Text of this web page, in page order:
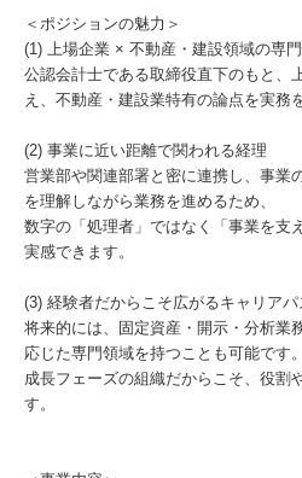
＜ポジションの魅力＞
(1) 上場企業 × 不動産・建設領域の専
公認会計士である取締役直下のもと、
え、不動産・建設業特有の論点を実務
(2) 事業に近い距離で関われる経理
営業部や関連部署と密に連携し、事業
を理解しながら業務を進めるため、
数字の「処理者」ではなく「事業を支
実感できます。
(3) 経験者だからこそ広がるキャリアパ
将来的には、固定資産・開示・分析業
応じた専門領域を持つことも可能です。
成長フェーズの組織だからこそ、役割
す。